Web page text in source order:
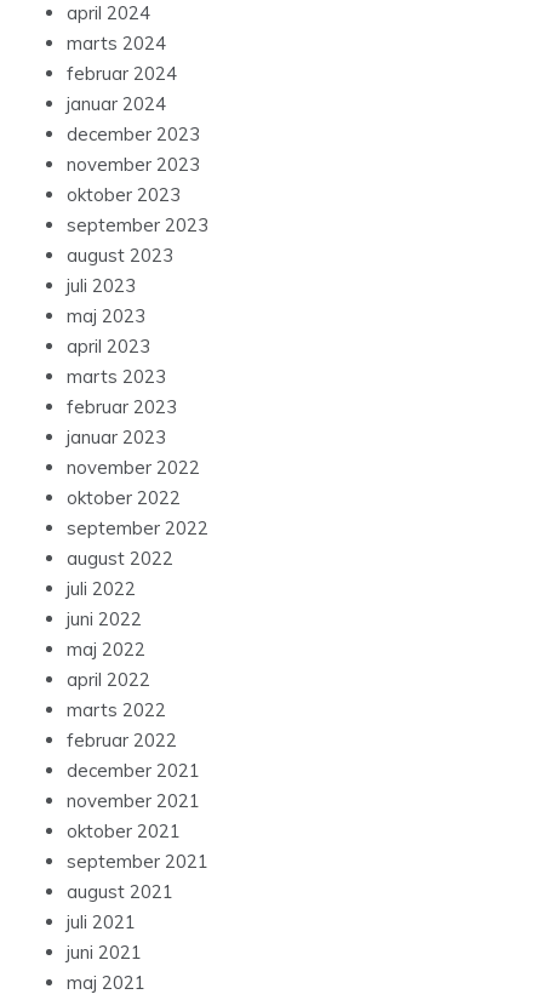
april 2024
marts 2024
februar 2024
januar 2024
december 2023
november 2023
oktober 2023
september 2023
august 2023
juli 2023
maj 2023
april 2023
marts 2023
februar 2023
januar 2023
november 2022
oktober 2022
september 2022
august 2022
juli 2022
juni 2022
maj 2022
april 2022
marts 2022
februar 2022
december 2021
november 2021
oktober 2021
september 2021
august 2021
juli 2021
juni 2021
maj 2021